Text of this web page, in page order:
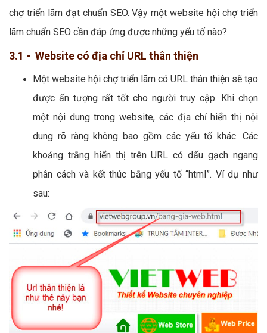
chợ triển lãm đạt chuẩn SEO. Vậy một website hội chợ triển
lãm chuẩn SEO cần đáp ứng được những yếu tố nào?
3.1 - Website có địa chỉ URL thân thiện
Một website hội chợ triển lãm có URL thân thiện sẽ tạo
được ấn tượng rất tốt cho người truy cập. Khi chọn
một nội dung trong website, các địa chỉ hiển thị nội
dung rõ ràng không bao gồm các yếu tố khác. Các
khoảng trắng hiển thị trên URL có dấu gạch ngang
phân cách và kết thúc bằng yếu tố “html”. Ví dụ như
sau: